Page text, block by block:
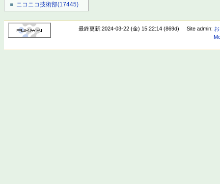
ニコニコ技術部(17445)
最終更新:2024-03-22 (金) 15:22:14 (869d) Site admin: